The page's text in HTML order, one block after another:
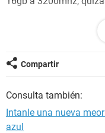
ALGUIEN ME PUEDE
Compartir
Consulta también:
Intanle una nueva
azul